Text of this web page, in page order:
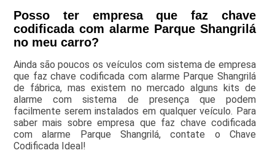
Posso ter empresa que faz chave
codificada com alarme Parque Shangrilá
no meu carro?
Ainda são poucos os veículos com sistema de empresa
que faz chave codificada com alarme Parque Shangrilá
de fábrica, mas existem no mercado alguns kits de
alarme com sistema de presença que podem
facilmente serem instalados em qualquer veículo. Para
saber mais sobre empresa que faz chave codificada
com alarme Parque Shangrilá, contate o Chave
Codificada Ideal!